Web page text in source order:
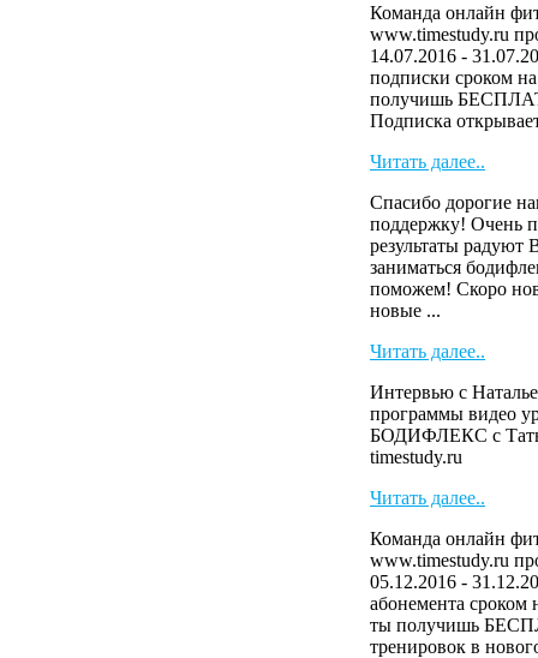
Команда онлайн
www.timestudy.ru
14.07.2016 -
подписки сроком
получишь
Подписка
Читать далее..
Спасибо дорогие
поддержку! Очень
результаты радуют
заниматься
поможем! Скоро
новые ...
Читать далее..
Интервью с
программы видео
БОДИФЛЕКС с
timestudy.ru
Читать далее..
Команда онлайн
www.timestudy.ru
05.12.2016 -
абонемента сроком
ты получишь
тренировок в